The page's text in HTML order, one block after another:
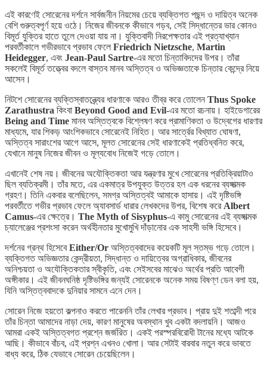
এই কারণেই সোরেনের দর্শনে সার্বজনীন নিয়মের চেয়ে ব্যক্তিগত পছন্দ ও দায়িত্ব অনেক
বেশি গুরুত্বপূর্ণ হয়ে ওঠে। নিজের জীবনকে কীভাবে গড়ব, সেই সিদ্ধান্তের ভার কোনও
বিমূর্ত যুক্তির হাতে তুলে দেওয়া যায় না। যুক্তিবাদী নিরপেক্ষতার এই প্রত্যাখ্যান
পরবর্তীকালে গভীরভাবে প্রভাব ফেলে Friedrich Nietzsche, Martin
Heidegger, এবং Jean-Paul Sartre-এর মতো চিন্তাবিদদের উপর। তাঁরা
সকলেই বিমূর্ত তত্ত্বের বদলে বাস্তব মানব অস্তিত্ব ও অভিজ্ঞতাকে চিন্তার কেন্দ্রে নিয়ে
আসেন।
নিটশে সোরেনের ব্যক্তিস্বাতন্ত্র্যের ধারণাকে আরও তীব্র করে তোলেন Thus Spoke
Zarathustra কিংবা Beyond Good and Evil-এর মতো রচনায়। হাইডেগারের
Being and Time মানব অস্তিত্বকে বিশ্লেষণ করে প্রামাণিকতা ও উদ্বেগের ধারণার
মাধ্যমে, যার শিকড় আংশিকভাবে সোরেনেই নিহিত। আর সার্ত্রের বিখ্যাত ঘোষণা,
অস্তিত্ব সারাংশের আগে আসে, মূলত সোরেনের সেই ধারণাকেই প্রতিধ্বনিত করে,
যেখানে মানুষ নিজের জীবন ও মূল্যবোধ নিজেই গড়ে তোলে।
এখানেই শেষ নয়। জীবনের অযৌক্তিকতা আর যন্ত্রণার মুখে সোরেনের প্রতিক্রিয়াটাও
ছিল ব্যতিক্রমী। তাঁর মতে, এর একমাত্র উপযুক্ত উত্তর হল এক ধরনের ব্যঙ্গাত্মক
গ্রহণ। তিনি একবার বলেছিলেন, সমগ্র অস্তিত্বই আমাকে হাসায়। এই দৃষ্টিভঙ্গি
পরবর্তীতে গভীর প্রভাব ফেলে অ্যাবসার্ড ধারার লেখকদের উপর, বিশেষ করে Albert
Camus-এর ক্ষেত্রে। The Myth of Sisyphus-এ কামু সোরেনের এই ব্যঙ্গাত্মক
চ্যালেঞ্জের প্রশংসা করেন অর্থহীনতার মুখোমুখি দাঁড়ানোর এক সাহসী ভঙ্গি হিসেবে।
দর্শনের গ্রন্থ হিসেবেEither/Or অস্তিত্ববাদের কয়েকটি মূল স্তম্ভ গড়ে তোলে।
ব্যক্তিগত অভিজ্ঞতার কেন্দ্রীয়তা, সিদ্ধান্ত ও দায়িত্বের অগ্রাধিকার, জীবনের
অনিশ্চয়তা ও অযৌক্তিকতার স্বীকৃতি, এবং সেইসবের মাঝেও অর্থের প্রতি আবেগী
অঙ্গীকার। এই জীবনঘনিষ্ঠ দৃষ্টিভঙ্গির জন্যই সোরেনকে অনেক সময় বিষণ্ণ ডেন বলা হয়,
যিনি অস্তিত্ববাদকে দুনিয়ার সামনে এনে দেন।
সোরেন নিজে হয়তো কল্পনাও করতে পারেননি তাঁর লেখার প্রভাব। প্রায় দুই শতাব্দী পরে
তাঁর চিন্তা আমাদের নাড়া দেয়, কারণ মানুষের অবস্থান খুব একটা বদলায়নি। আজও
আমরা একই অস্তিত্বগত প্রশ্নে জর্জরিত। একই পরস্পরবিরোধী টানের মধ্যে আটকে
আছি। কীভাবে বাঁচব, এই প্রশ্ন এখনও খোলা। আর সেটাই বারবার নতুন করে ভাবতে
বাধ্য করে, ঠিক যেভাবে সোরেন চেয়েছিলেন।